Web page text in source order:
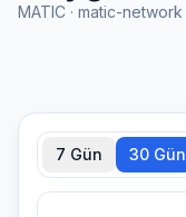
MATIC · matic-network
7 Gün 30 Gün